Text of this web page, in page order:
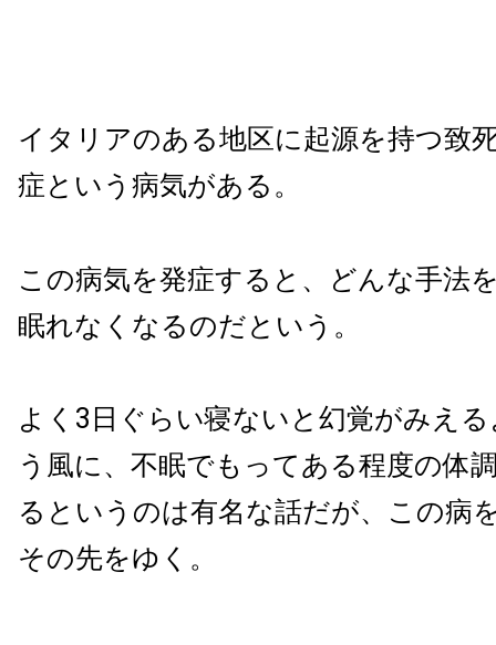
イタリアのある地区に起源を持つ致
症という病気がある。
この病気を発症すると、どんな手法
眠れなくなるのだという。
よく3日ぐらい寝ないと幻覚がみえ
う風に、不眠でもってある程度の体
るというのは有名な話だが、この病
その先をゆく。